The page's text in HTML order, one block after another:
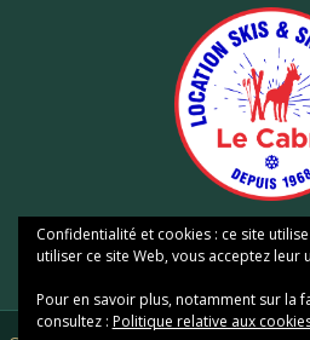
Confidentialité et cookies : ce site
utiliser ce site Web, vous acceptez leur
Pour en savoir plus, notamment sur la
consultez : Politique relative aux